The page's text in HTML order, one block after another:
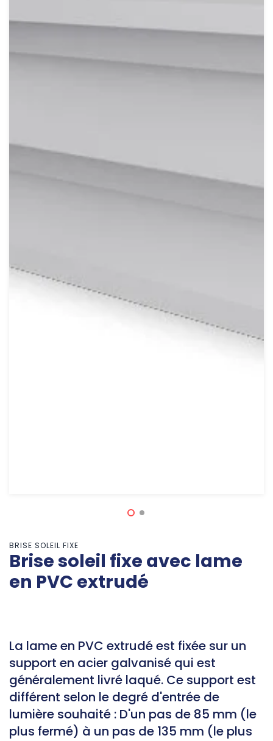
BRISE SOLEIL FIXE
Brise soleil fixe avec lame
en PVC extrudé
La lame en PVC extrudé est fixée sur un
support en acier galvanisé qui est
généralement livré laqué. Ce support est
différent selon le degré d'entrée de
lumière souhaité : D'un pas de 85 mm (le
plus fermé) à un pas de 135 mm (le plus